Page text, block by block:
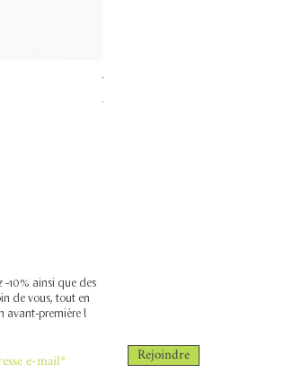
Trio anti acné
Prix original
297,00 MAD
-10% ainsi que des
de vous, tout en
avant-première !
Rejoindre